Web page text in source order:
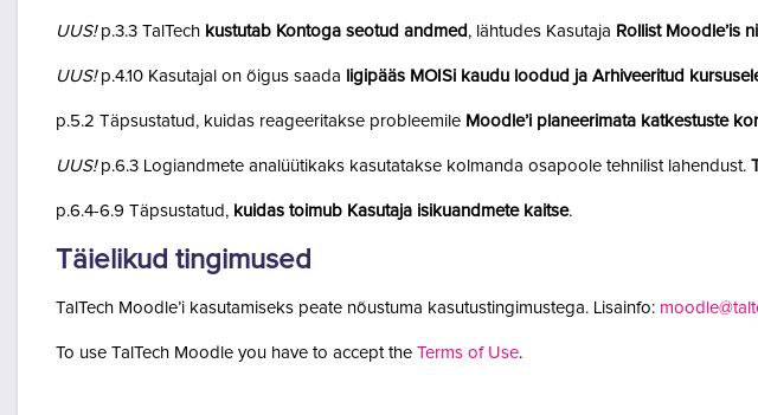
UUS!p.3.3 TalTech kustutab Kontoga seotud andmed , lähtudes Kasutaja Rollist Moodle’is
UUS!p.4.10 Kasutajal on õigus saada ligipääs MOISi kaudu loodud ja Arhiveeritud
p.5.2 Täpsustatud, kuidas reageeritakse probleemile Moodle’i planeerimata katkestuste
UUS!p.6.3 Logiandmete analüütikaks kasutatakse kolmanda osapoole tehnilist lahendust.
p.6.4-6.9 Täpsustatud, kuidas toimub Kasutaja isikuandmete kaitse.
Täielikud tingimused
TalTech Moodle’i kasutamiseks peate nõustuma kasutustingimustega. Lisainfo:
To use TalTech Moodle you have to accept the Terms of Use.